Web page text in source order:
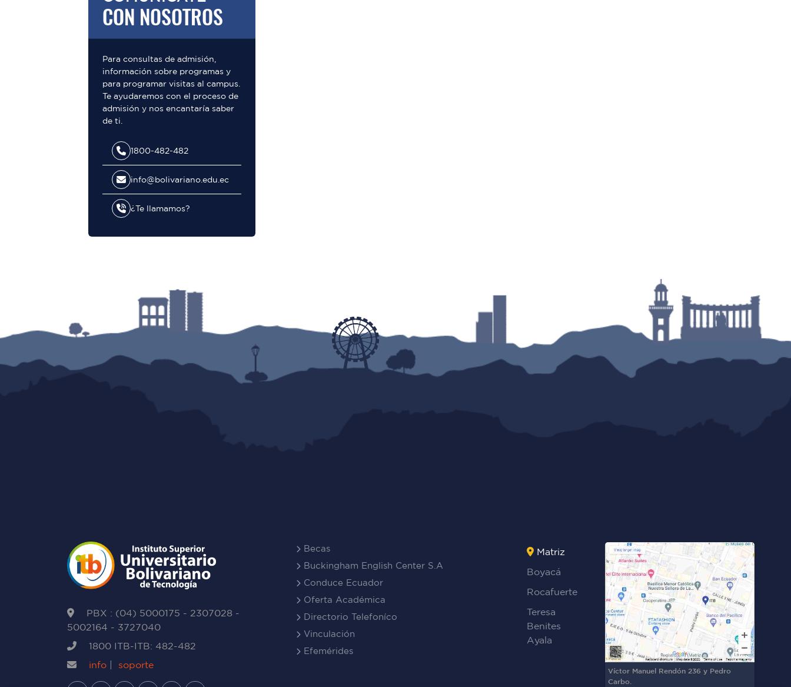
CON NOSOTROS
Para consultas de admisión,
información sobre programas y
para programar visitas al campus.
Te ayudaremos con el proceso de
admisión y nos encantaría saber
de ti.
1800-482-482
info@bolivariano.edu.ec
¿Te llamamos?
PBX : (04) 5000175 - 2307028 -
5002164 - 3727040
1800 ITB-ITB: 482-482
info
soporte
Becas
Buckingham English Center S.A
Conduce Ecuador
Oferta Académica
Directorio Telefoníco
Vinculación
Efemérides
Matriz
Boyacá
Rocafuerte
Teresa
Benites
Ayala
Víctor Manuel Rendón 236 y Pedro
Carbo.